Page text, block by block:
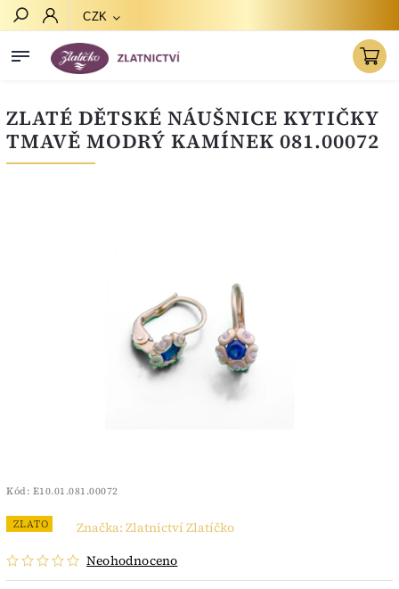
CZK
ZLATÉ DĚTSKÉ NÁUŠNICE KYTIČKY
TMAVĚ MODRÝ KAMÍNEK 081.00072
Kód: E10.01.081.00072
ZLATO
Neohodnoceno
Značka: Zlatnictví Zlatíčko